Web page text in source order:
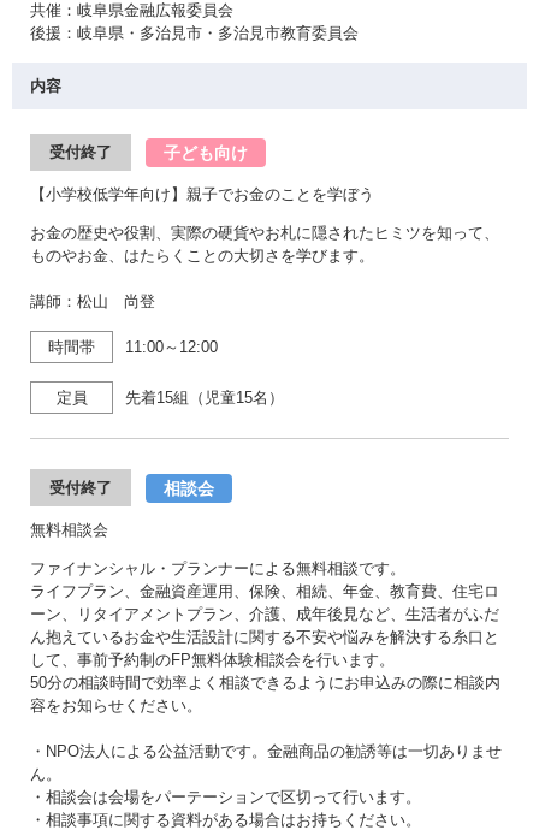
共催：岐阜県金融広報委員会
後援：岐阜県・多治見市・多治見市教育委員会
内容
受付終了 子ども向け
【小学校低学年向け】親子でお金のことを学ぼう
お金の歴史や役割、実際の硬貨やお札に隠されたヒミツを知って、
ものやお金、はたらくことの大切さを学びます。
講師：松山 尚登
時間帯 11:00～12:00
定員 先着15組（児童15名）
受付終了 相談会
無料相談会
ファイナンシャル・プランナーによる無料相談です。
ライフプラン、金融資産運用、保険、相続、年金、教育費、住宅ロ
ーン、リタイアメントプラン、介護、成年後見など、生活者がふだ
ん抱えているお金や生活設計に関する不安や悩みを解決する糸口と
して、事前予約制のFP無料体験相談会を行います。
50分の相談時間で効率よく相談できるようにお申込みの際に相談内
容をお知らせください。
・NPO法人による公益活動です。金融商品の勧誘等は一切ありませ
ん。
・相談会は会場をパーテーションで区切って行います。
・相談事項に関する資料がある場合はお持ちください。